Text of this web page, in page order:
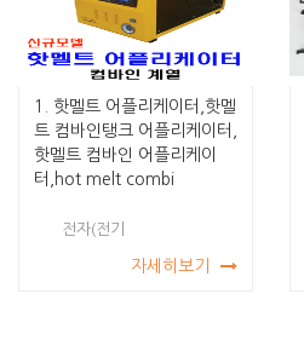
1. 핫멜트 어플리케이터,핫멜
트 컴바인탱크 어플리케이터,
핫멜트 컴바인 어플리케이
터,hot melt combi
전자(전기
자세히보기